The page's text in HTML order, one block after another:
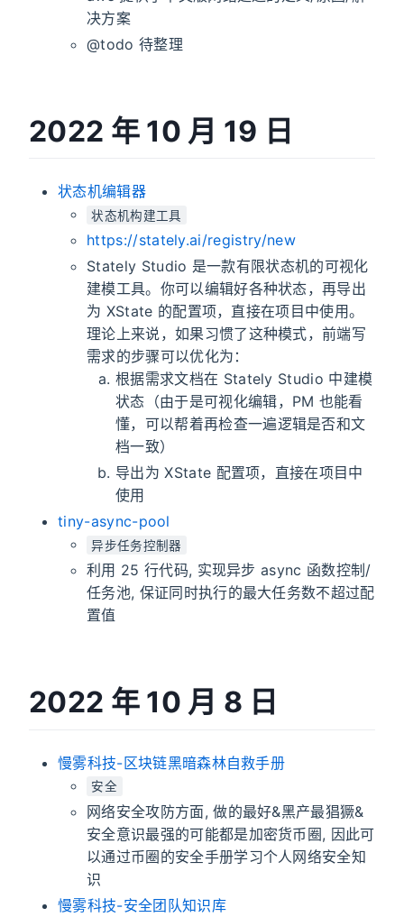
决方案
@todo 待整理
2022 年 10 月 19 日
状态机编辑器
状态机构建工具
https://stately.ai/registry/new
Stately Studio 是一款有限状态机的可视化
建模工具。你可以编辑好各种状态，再导出
为 XState 的配置项，直接在项目中使用。
理论上来说，如果习惯了这种模式，前端写
需求的步骤可以优化为：
根据需求文档在 Stately Studio 中建模
状态（由于是可视化编辑，PM 也能看
懂，可以帮着再检查一遍逻辑是否和文
档一致）
导出为 XState 配置项，直接在项目中
使用
tiny-async-pool
异步任务控制器
利用 25 行代码, 实现异步 async 函数控制/
任务池, 保证同时执行的最大任务数不超过配
置值
2022 年 10 月 8 日
慢雾科技-区块链黑暗森林自救手册
安全
网络安全攻防方面, 做的最好&黑产最猖獗&
安全意识最强的可能都是加密货币圈, 因此可
以通过币圈的安全手册学习个人网络安全知
识
慢雾科技-安全团队知识库